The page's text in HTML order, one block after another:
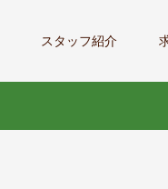
スタッフ紹介